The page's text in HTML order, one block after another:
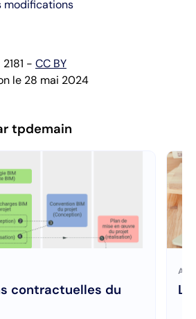
modifications
- CC BY
le 28 mai 2024
tpdemain
contractuelles du